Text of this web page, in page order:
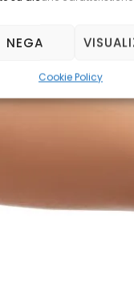
NEGA
Cookie Policy